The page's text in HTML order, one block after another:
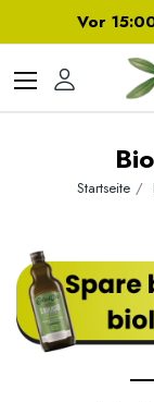
Vor
Startseite